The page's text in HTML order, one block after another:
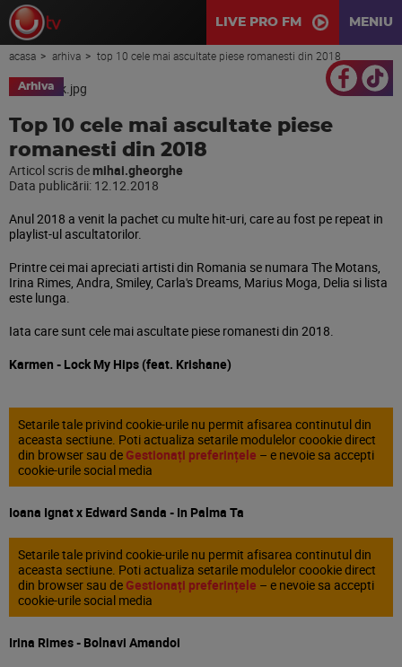
LIVE PRO FM MENIU
acasa arhiva top 10 cele mai ascultate piese romanesti din 2018
Arhiva
Top 10 cele mai ascultate piese
romanesti din 2018
Articol scris demihai.gheorghe
Data publicării: 12.12.2018
Anul 2018 a venit la pachet cu multe hit-uri, care au fost pe repeat in
playlist-ul ascultatorilor.
Printre cei mai apreciati artisti din Romania se numara The Motans,
Irina Rimes, Andra, Smiley, Carla's Dreams, Marius Moga, Delia si lista
este lunga.
Iata care sunt cele mai ascultate piese romanesti din 2018.
Karmen - Lock My Hips (feat. Krishane)
Setarile tale privind cookie-urile nu permit afisarea continutul din
aceasta sectiune. Poti actualiza setarile modulelor coookie direct
din browser sau de Gestionați preferințele – e nevoie sa accepti
cookie-urile social media
Ioana Ignat x Edward Sanda - In Palma Ta
Setarile tale privind cookie-urile nu permit afisarea continutul din
aceasta sectiune. Poti actualiza setarile modulelor coookie direct
din browser sau de Gestionați preferințele – e nevoie sa accepti
cookie-urile social media
Irina Rimes - Bolnavi Amandoi